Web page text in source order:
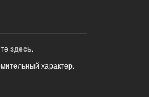
здесь.
характер.